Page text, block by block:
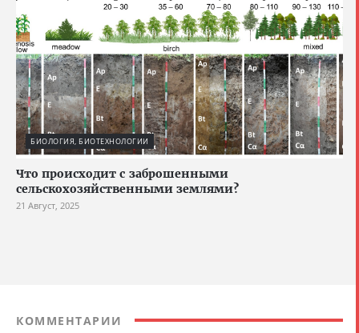
БИОЛОГИЯ, БИОТЕХНОЛОГИИ
Что происходит с заброшенными
сельскохозяйственными землями?
21 Август, 2025
КОММЕНТАРИИ